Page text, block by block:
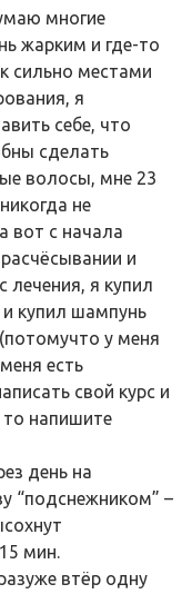
многие
жарким и где-то
сильно местами
я
себе, что
сделать
волосы, мне 23
не
вот с начала
и
лечения, я купил
купил шампунь
у меня
есть
свой курс и
то напишите
день на
“подснежником” –
мин.
втёр одну